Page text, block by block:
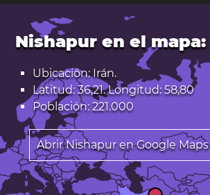
Nishapur en el mapa:
Ubicación: Irán.
Latitud: 36,21. Longitud: 58,80
Población: 221.000
Abrir Nishapur en Google Maps